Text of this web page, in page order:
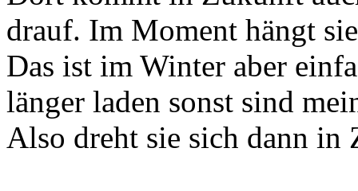
drauf. Im Moment hängt
Das ist im Winter aber
länger laden sonst sind
Also dreht sie sich dann